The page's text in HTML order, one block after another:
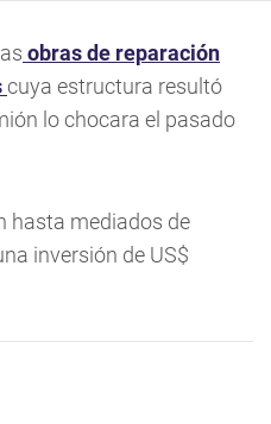
obras de reparación
cuya estructura resultó
lo chocara el pasado
hasta mediados de
inversión de US$